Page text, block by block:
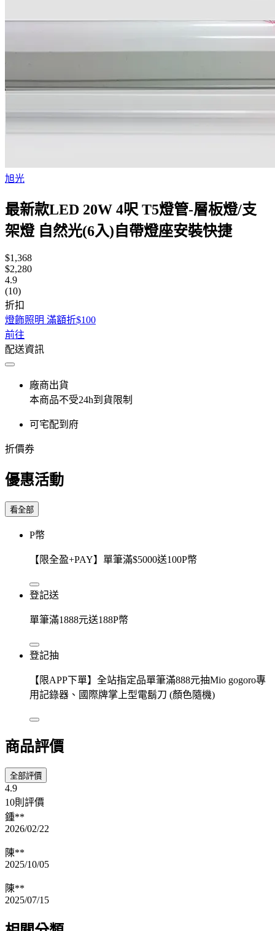
旭光
最新款LED 20W 4呎 T5燈管-層板燈/支
架燈 自然光(6入)自帶燈座安裝快捷
$1,368
$2,280
4.9
(10)
折扣
燈飾照明 滿額折$100
前往
配送資訊
廠商出貨
本商品不受24h到貨限制
可宅配到府
折價券
優惠活動
看全部
P幣
【限全盈+PAY】單筆滿$5000送100P幣
登記送
單筆滿1888元送188P幣
登記抽
【限APP下單】全站指定品單筆滿888元抽Mio gogoro專
用記錄器、國際牌掌上型電鬍刀 (顏色隨機)
商品評價
全部評價
4.9
10則評價
鍾**
2026/02/22
陳**
2025/10/05
陳**
2025/07/15